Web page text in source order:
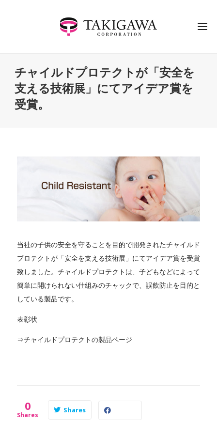
チャイルドプロテクトが「安全を
支える技術展」にてアイデア賞を
受賞。
当社の子供の安全を守ることを目的で開発されたチャイルド
プロテクトが「安全を支える技術展」にてアイデア賞を受賞
致しました。チャイルドプロテクトは、子どもなどによって
簡単に開けられない仕組みのチャックで、誤飲防止を目的と
している製品です。
表彰状
⇒チャイルドプロテクトの製品ページ
0
Shares
Shares